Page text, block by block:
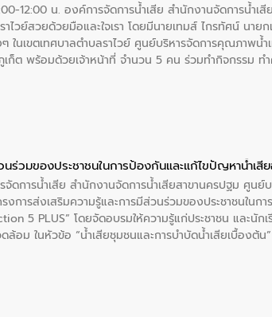
12:00 น. องค์การจัดการน้ำเสีย สำนักงานจัดการน้ำเ
าไวย์สวยด้วยมือและใจเรา โดยมีนายเทมส์ ไกรทัศน์ นาย
ในเขตเทศบาลตำบลราไวย์ ศูนย์บริหารจัดการคุณภาพน้
เก็ต พร้อมด้วยเจ้าหน้าที่ จำนวน 5 คน ร่วมทำกิจกรรม
ไวย์ อำเภอเมือง จังหวัดภูเก็ต
นร่วมของประชาชนในการป้องกันและแก้ไขปัญหาน้ำเสี
การน้ำเสีย สำนักงานจัดการน้ำเสียสาขานครปฐม ศูนย์
การส่งเสริมความรู้และการมีส่วนร่วมของประชาชนใน
5 PLUS” โดยจัดอบรมให้ความรู้แก่ประชาชน และนัก
อม ในหัวข้อ “น้ำเสียชุมชนและการบำบัดน้ำเสียเบื้องต้น
สียจากแหล่งกำเนิด การบำบัดน้ำเสียเบื้องต้นในครัวเรือ